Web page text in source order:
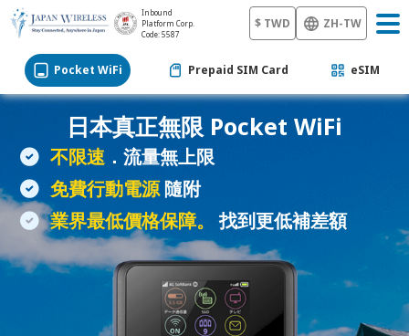
Inbound
Platform Corp.
Code: 5587
$ TWD ZH-TW
Pocket WiFi Prepaid SIM Card eSIM
日本真正無限 Pocket WiFi
不限速．流量無上限
免費行動電源隨附
業界最低價格保障。
找到更低補差額